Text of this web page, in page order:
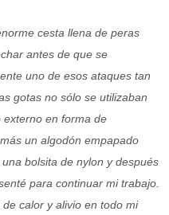
cesta llena de peras
antes de que se
uno de esos ataques tan
gotas no sólo se utilizaban
externo en forma de
un algodón empapado
bolsita de nylon y después
para continuar mi trabajo.
calor y alivio en todo mi